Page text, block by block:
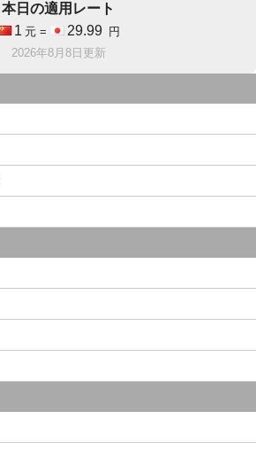
本日の適用レート
1 元 = 29.99
円
2026年8月8日更新